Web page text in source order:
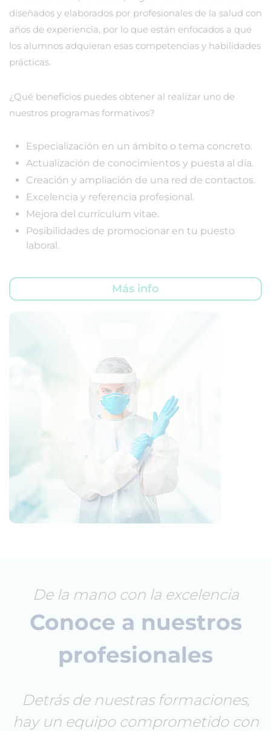
diseñados y elaborados por profesionales de la salud con
años de experiencia, por lo que están enfocados a que
los alumnos adquieran esas competencias y habilidades
prácticas.
¿Qué beneficios puedes obtener al realizar uno de
nuestros programas formativos?
Especialización en un ámbito o tema concreto.
Actualización de conocimientos y puesta al día.
Creación y ampliación de una red de contactos.
Excelencia y referencia profesional.
Mejora del currículum vitae.
Posibilidades de promocionar en tu puesto
laboral.
Más info
De la mano con la excelencia
Conoce a nuestros
profesionales
Detrás de nuestras formaciones,
hay un equipo comprometido con